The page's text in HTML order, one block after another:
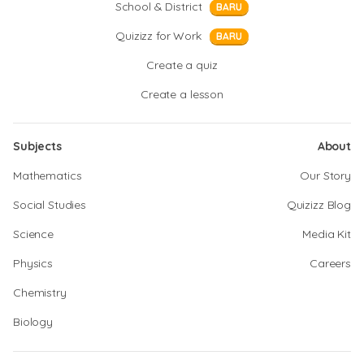
School & District BARU
Quizizz for Work BARU
Create a quiz
Create a lesson
Subjects
Mathematics
Social Studies
Science
Physics
Chemistry
Biology
About
Our Story
Quizizz Blog
Media Kit
Careers